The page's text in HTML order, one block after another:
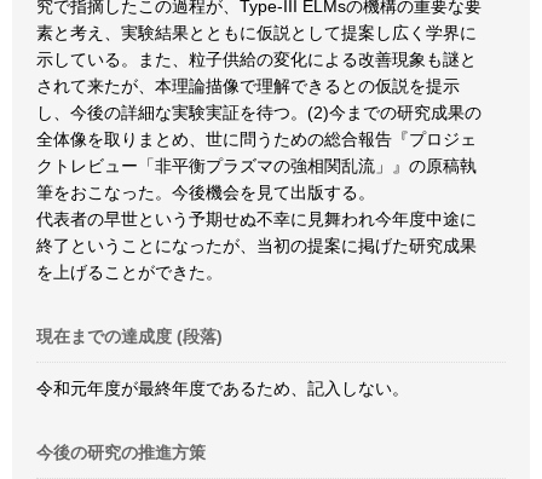
究で指摘したこの過程が、Type-III ELMsの機構の重要な要
素と考え、実験結果とともに仮説として提案し広く学界に
示している。また、粒子供給の変化による改善現象も謎と
されて来たが、本理論描像で理解できるとの仮説を提示
し、今後の詳細な実験実証を待つ。(2)今までの研究成果の
全体像を取りまとめ、世に問うための総合報告『プロジェ
クトレビュー「非平衡プラズマの強相関乱流」』の原稿執
筆をおこなった。今後機会を見て出版する。
代表者の早世という予期せぬ不幸に見舞われ今年度中途に
終了ということになったが、当初の提案に掲げた研究成果
を上げることができた。
現在までの達成度 (段落)
令和元年度が最終年度であるため、記入しない。
今後の研究の推進方策